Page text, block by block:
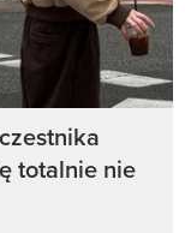
totalnie nie